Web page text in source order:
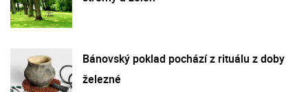
Bánovský poklad pochází z rituálu z doby
železné